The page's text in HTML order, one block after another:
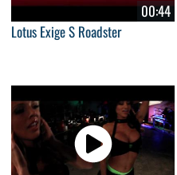
00:44
Lotus Exige S Roadster